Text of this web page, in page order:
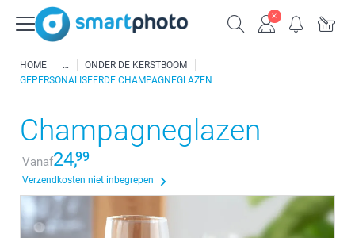
HOME
ONDER DE KERSTBOOM
GEPERSONALISEERDE CHAMPAGNEGLAZEN
Champagneglazen
Vanaf24,99
Verzendkosten niet inbegrepen